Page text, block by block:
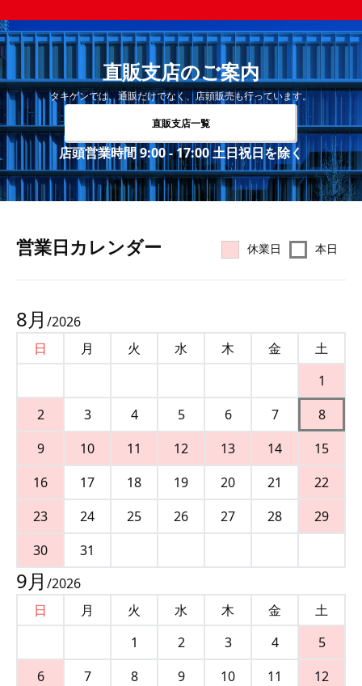
直販支店のご案内
タキゲンでは、通販だけでなく、店頭販売も行っています。
直販支店一覧
店頭営業時間 9:00 - 17:00 土日祝日を除く
営業⽇カレンダー 休業日 本日
8月 /2026
日
月 火 水 木 金
土
1
2
3 4 5 6 7
8
9
10 11 12 13 14
15
16
17 18 19 20 21
22
23
24 25 26 27 28
29
30
31
9月 /2026
日
月 火 水 木 金
土
1
2 3 4
5
6
7 8 9 10 11
12